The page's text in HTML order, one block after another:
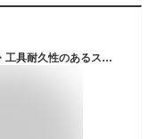
2500Wハイパワー木工装飾テーブルソー DIY・工具耐久性のあるステンレススチール新しくアップグレードされたテーブルトップ、角度定規と調節可能なバックプレーン